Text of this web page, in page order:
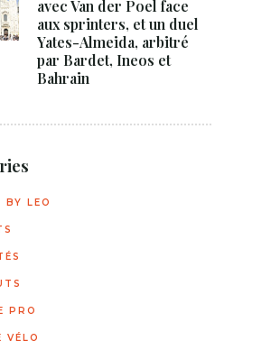
avec Van der Poel face
aux sprinters, et un duel
Yates-Almeida, arbitré
par Bardet, Ineos et
Bahrain
BY LEO
PRO
VÉLO